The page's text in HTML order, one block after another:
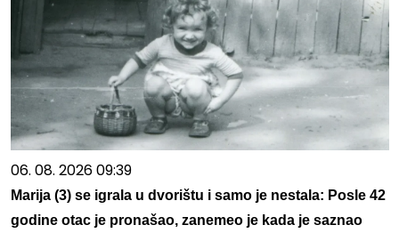
06. 08. 2026 09:39
Marija (3) se igrala u dvorištu i samo je nestala: Posle 42
godine otac je pronašao, zanemeo je kada je saznao